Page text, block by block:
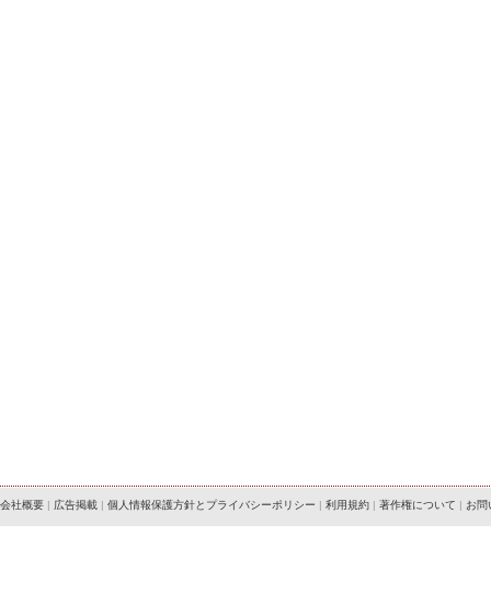
会社概要 | 広告掲載 | 個人情報保護方針とプライバシーポリシー | 利用規約 | 著作権について | お問